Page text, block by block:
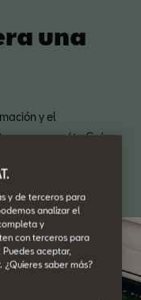
una
y el
aquí tu Guía
y de terceros para
analizar el
y
con terceros para
aceptar,
¿Quieres saber más?